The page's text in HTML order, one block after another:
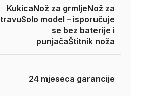
KukicaNož za grmljeNož za
travuSolo model – isporučuje
se bez baterije i
punjačaŠtitnik noža
24 mjeseca garancije